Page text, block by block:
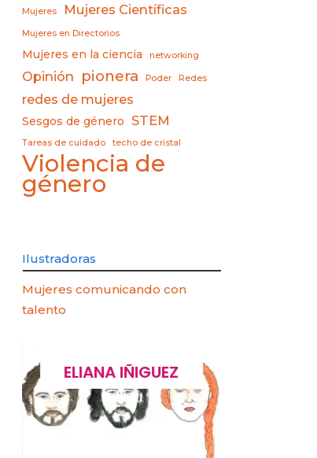
Mujeres Mujeres Científicas
Mujeres en Directorios
Mujeres en la ciencia networking
Opinión pionera Poder Redes
redes de mujeres
Sesgos de género STEM
Tareas de cuidado techo de cristal
Violencia de
género
Ilustradoras
Mujeres comunicando con
talento
ELIANA IÑIGUEZ